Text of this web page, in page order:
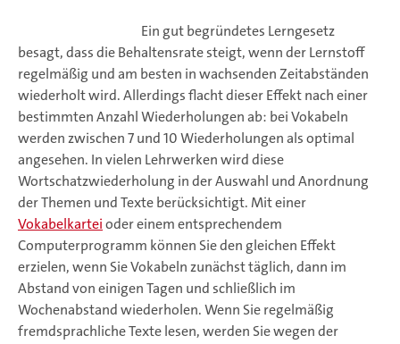
Ein gut begründetes Lerngesetz
besagt, dass die Behaltensrate steigt, wenn der Lernstoff
regelmäßig und am besten in wachsenden Zeitabständen
wiederholt wird. Allerdings flacht dieser Effekt nach einer
bestimmten Anzahl Wiederholungen ab: bei Vokabeln
werden zwischen 7 und 10 Wiederholungen als optimal
angesehen. In vielen Lehrwerken wird diese
Wortschatzwiederholung in der Auswahl und Anordnung
der Themen und Texte berücksichtigt. Mit einer
Vokabelkarteioder einem entsprechendem
Computerprogramm können Sie den gleichen Effekt
erzielen, wenn Sie Vokabeln zunächst täglich, dann im
Abstand von einigen Tagen und schließlich im
Wochenabstand wiederholen. Wenn Sie regelmäßig
fremdsprachliche Texte lesen, werden Sie wegen der